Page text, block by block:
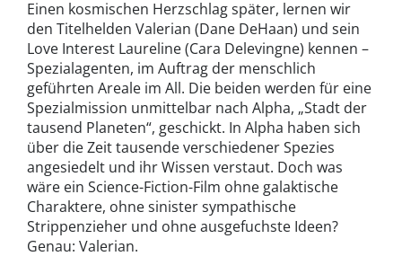
Einen kosmischen Herzschlag später, lernen wir
den Titelhelden Valerian (Dane DeHaan) und sein
Love Interest Laureline (Cara Delevingne) kennen –
Spezialagenten, im Auftrag der menschlich
geführten Areale im All. Die beiden werden für eine
Spezialmission unmittelbar nach Alpha, „Stadt der
tausend Planeten“, geschickt. In Alpha haben sich
über die Zeit tausende verschiedener Spezies
angesiedelt und ihr Wissen verstaut. Doch was
wäre ein Science-Fiction-Film ohne galaktische
Charaktere, ohne sinister sympathische
Strippenzieher und ohne ausgefuchste Ideen?
Genau: Valerian.